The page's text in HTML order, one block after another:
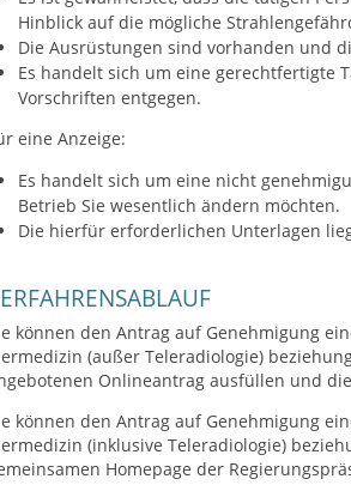
Hinblick auf die mögliche
Die Ausrüstungen sind vorhanden und
Es handelt sich um eine gerechtfertigte
Vorschriften entgegen.
eine Anzeige:
Es handelt sich um eine nicht
Betrieb Sie wesentlich ändern möchten.
Die hierfür erforderlichen Unterlagen
können den Antrag auf Genehmigung
(außer Teleradiologie)
Onlineantrag ausfüllen und
können den Antrag auf Genehmigung
(inklusive Teleradiologie)
Homepage der